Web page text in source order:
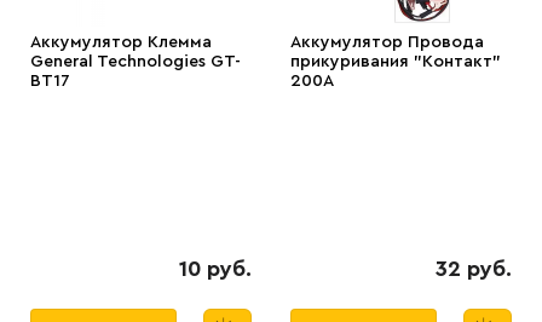
Аккумулятор Клемма
General Technologies GT-
BT17
10 руб.
Аккумулятор Провода
прикуривания "Контакт"
200А
32 руб.